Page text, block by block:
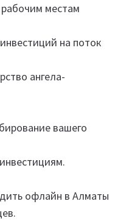
местам
на поток
ангела-
вашего
офлайн в Алматы